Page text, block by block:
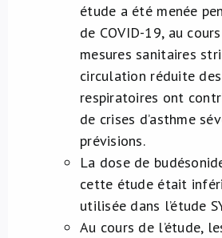
étude a été menée
de COVID-19, au
mesures sanitaires
circulation réduite
respiratoires ont
de crises d’asthme
prévisions.
La dose de
cette étude était
utilisée dans l’étude
Au cours de l’étude,